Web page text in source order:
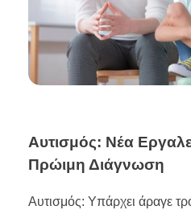
Αυτισμός: Νέα
Πρώιμη Διάγνωση
Αυτισμός: Υπάρχει άραγε